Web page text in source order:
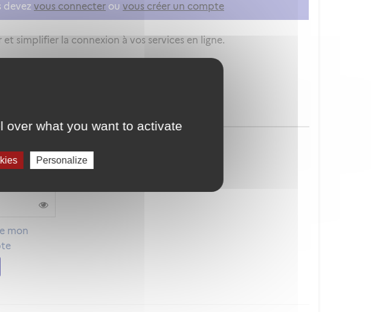
what you want to activate
Personalize
devez vous connecter ou vous créer un compte
simplifier la connexion à vos services en ligne.
?
mon